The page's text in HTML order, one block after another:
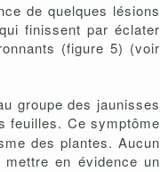
de quelques lésions
finissent par éclater
(figure 5) (voir
groupe des jaunisses
feuilles. Ce symptôme
des plantes. Aucun
en évidence un